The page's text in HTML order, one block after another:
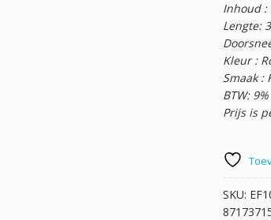
Inhoud :
Lengte:
Kleur :
Smaak :
BTW: 9%
Prijs is
SKU: